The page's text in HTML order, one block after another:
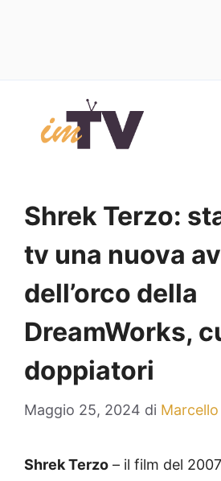
contenuto
Shrek Terzo:
tv una nuova
dell’orco della
DreamWorks,
doppiatori
Maggio 25, 2024 di
Shrek Terzo – il film del